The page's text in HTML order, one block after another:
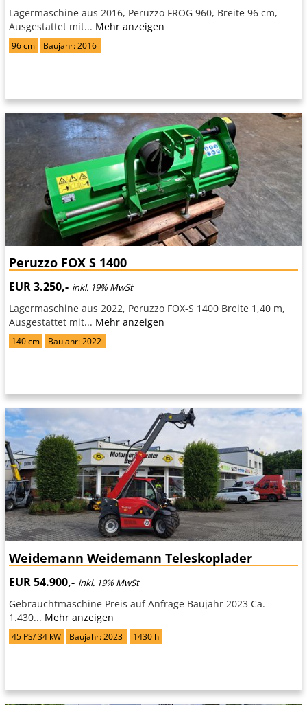
Lagermaschine aus 2016, Peruzzo FROG 960, Breite 96 cm,
Ausgestattet mit... Mehr anzeigen
96 cm Baujahr: 2016
Peruzzo FOX S 1400
EUR 3.250,- inkl. 19% MwSt
Lagermaschine aus 2022, Peruzzo FOX-S 1400 Breite 1,40 m,
Ausgestattet mit... Mehr anzeigen
140 cm Baujahr: 2022
Weidemann Weidemann Teleskoplader
EUR 54.900,- inkl. 19% MwSt
Gebrauchtmaschine Preis auf Anfrage Baujahr 2023 Ca.
1.430... Mehr anzeigen
45 PS/ 34 kW Baujahr: 2023 1430 h